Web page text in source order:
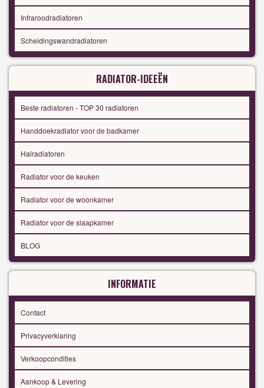
Infraroodradiatoren
Scheidingswandradiatoren
RADIATOR-IDEEËN
Beste radiatoren - TOP 30 radiatoren
Handdoekradiator voor de badkamer
Halradiatoren
Radiator voor de keuken
Radiator voor de woonkamer
Radiator voor de slaapkamer
BLOG
INFORMATIE
Contact
Privacyverklaring
Verkoopcondities
Aankoop & Levering